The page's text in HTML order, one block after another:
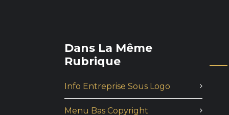
Dans La Même
Rubrique
Info Entreprise Sous Logo
Menu Bas Copyright